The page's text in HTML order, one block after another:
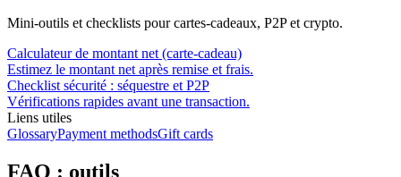
Mini-outils et checklists pour cartes-cadeaux, P2P et crypto.
Calculateur de montant net (carte-cadeau)
Estimez le montant net après remise et frais.
Checklist sécurité : séquestre et P2P
Vérifications rapides avant une transaction.
Liens utiles
GlossaryPayment methodsGift cards
FAQ : outils